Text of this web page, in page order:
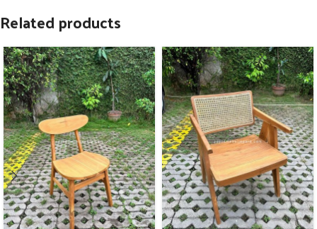
Related products